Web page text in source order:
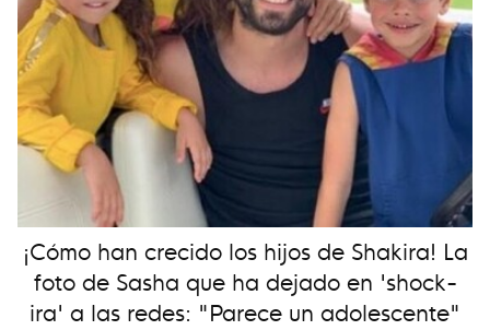
¡Cómo han crecido los hijos de Shakira! La
foto de Sasha que ha dejado en 'shock-
ira' a las redes: "Parece un adolescente"